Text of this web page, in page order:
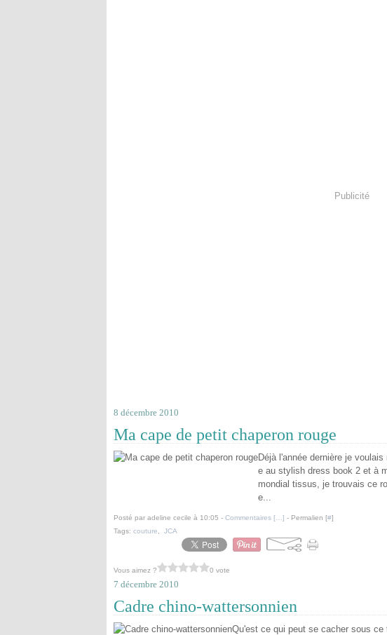
Publicité
8 décembre 2010
Ma cape de petit chaperon rouge
Déjà l'année dernière je
e au stylish dress book 2 et à
mondial tissus, je trouvais ce
e...
Posté par adeline cecile à 10:05 - Commentaires [ ] - Permalien [#]
Tags: couture JCA
Vous aimez ? 0 vote
7 décembre 2010
Cadre chino-wattersonnien
Qu'est ce qui peut se cacher sous